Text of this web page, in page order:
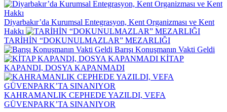
Diyarbakır’da Kurumsal Entegrasyon, Kent Organizması ve Kent
Hakkı
TARİHİN “DOKUNULMAZLAR” MEZARLIĞI
Barışı Konuşmanın Vakti Geldi
KİTAP
KAPANDI, DOSYA KAPANMADI
KAHRAMANLIK CEPHEDE YAZILDI, VEFA
GÜVENPARK’TA SINANIYOR